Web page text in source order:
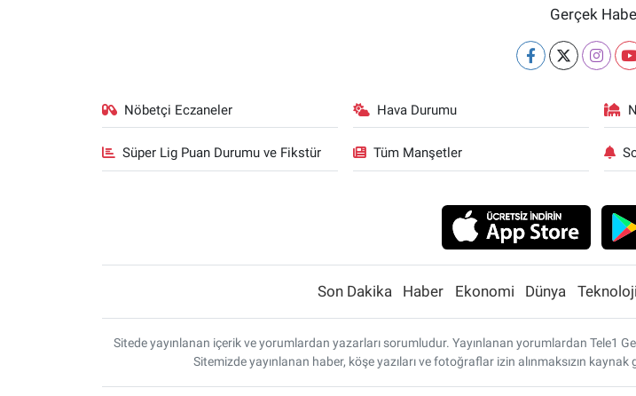
Gerçek
Nöbetçi Eczaneler Hava Durumu
Süper Lig Puan Durumu ve Fikstür Tüm Manşetler
Son Dakika Haber Ekonomi Dünya Teknoloji
Sitede yayınlanan içerik ve yorumlardan yazarları sorumludur. Yayınlanan yorumlardan Tele1
Sitemizde yayınlanan haber, köşe yazıları ve fotoğraflar izin alınmaksızın